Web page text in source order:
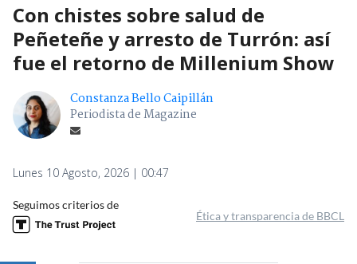
Con chistes sobre salud de
Peñeteñe y arresto de Turrón: así
fue el retorno de Millenium Show
Constanza Bello Caipillán
Periodista de Magazine
Lunes 10 Agosto, 2026 | 00:47
Seguimos criterios de
Ética y transparencia de BBCL